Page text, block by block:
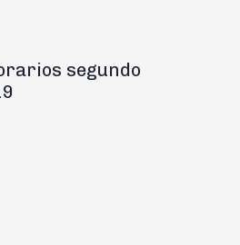
segundo